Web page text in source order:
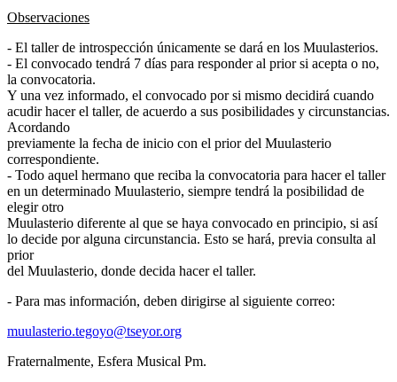
Observaciones
- El taller de introspección únicamente se dará en los Muulasterios.
- El convocado tendrá 7 días para responder al prior si acepta o no,
la convocatoria.
Y una vez informado, el convocado por si mismo decidirá cuando
acudir hacer el taller, de acuerdo a sus posibilidades y circunstancias.
Acordando
previamente la fecha de inicio con el prior del Muulasterio
correspondiente.
- Todo aquel hermano que reciba la convocatoria para hacer el taller
en un determinado Muulasterio, siempre tendrá la posibilidad de
elegir otro
Muulasterio diferente al que se haya convocado en principio, si así
lo decide por alguna circunstancia. Esto se hará, previa consulta al
prior
del Muulasterio, donde decida hacer el taller.
- Para mas información, deben dirigirse al siguiente correo:
muulasterio.tegoyo@tseyor.org
Fraternalmente, Esfera Musical Pm.